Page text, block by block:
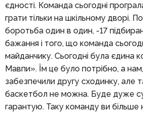
єдності. Команда сьогодні
грати тільки на шкільному дворі.
боротьба один в один, -17
бажання і того, що команда
майданчику. Сьогодні була єдина
Мавпи». Їм це було потрібно, а
забезпечили другу сходинку, але
баскетбол не можна. Буде дуже
гарантую. Таку команду ви більше